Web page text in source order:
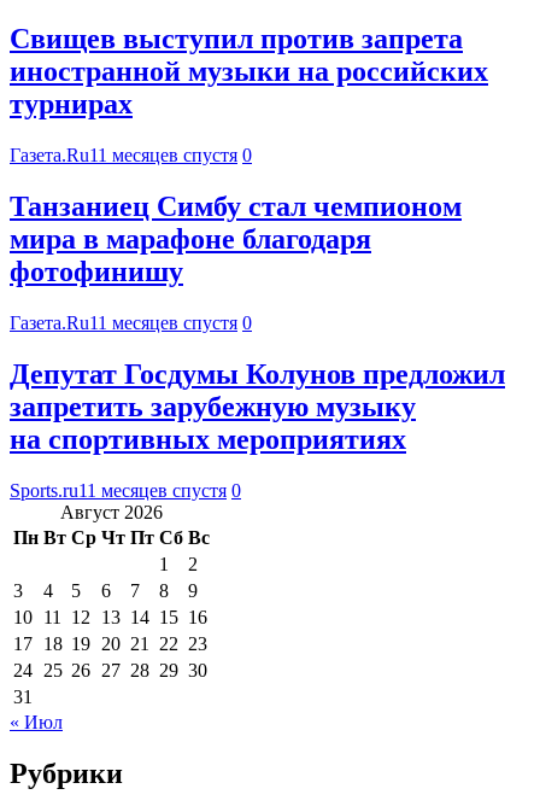
Свищев выступил против запрета
иностранной музыки на российских
турнирах
Газета.Ru11 месяцев спустя 0
Танзаниец Симбу стал чемпионом
мира в марафоне благодаря
фотофинишу
Газета.Ru11 месяцев спустя 0
Депутат Госдумы Колунов предложил
запретить зарубежную музыку
на спортивных мероприятиях
Sports.ru11 месяцев спустя 0
Август 2026
Пн Вт Ср Чт Пт Сб Вс
1
2
3
4 5 6 7 8
9
10 11 12 13 14 15 16
17 18 19 20 21 22 23
24 25 26 27 28 29 30
31
« Июл
Рубрики